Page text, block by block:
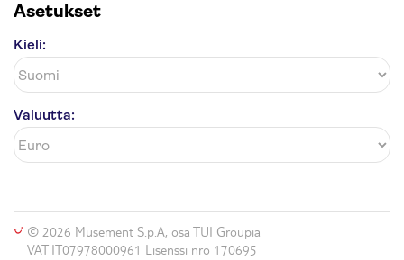
Asetukset
Kieli:
Valuutta:
© 2026 Musement S.p.A, osa TUI Groupia
VAT IT07978000961 Lisenssi nro 170695